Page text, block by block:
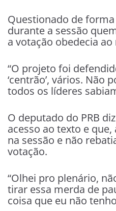
Questionado de forma
durante a sessão
a votação obedecia
“O projeto foi
‘centrão’, vários.
todos os líderes
O deputado do PRB
acesso ao texto e
na sessão e não
votação.
“Olhei pro plenário,
tirar essa merda de
coisa que eu não tenho